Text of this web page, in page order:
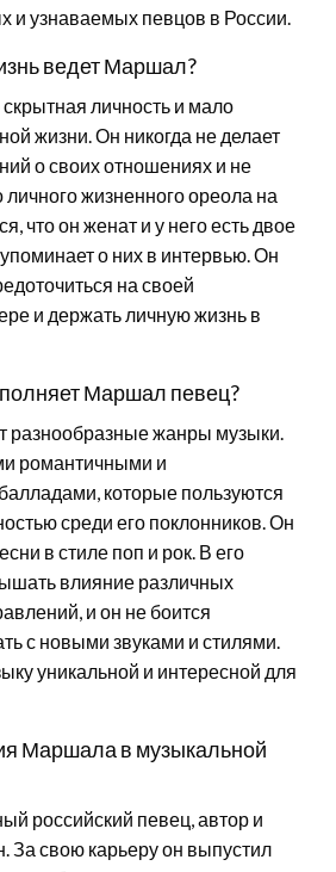
и узнаваемых певцов в России.
ведет Маршал?
личность и мало
жизни. Он никогда не делает
о своих отношениях и не
личного жизненного ореола на
что он женат и у него есть двое
о них в интервью. Он
на своей
и держать личную жизнь в
Маршал певец?
разнообразные жанры музыки.
романтичными и
которые пользуются
среди его поклонников. Он
в стиле поп и рок. В его
влияние различных
и он не боится
с новыми звуками и стилями.
уникальной и интересной для
Маршала в музыкальной
российский певец, автор и
За свою карьеру он выпустил